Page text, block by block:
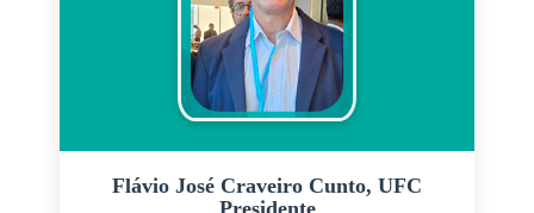
Flávio José Craveiro Cunto, UFC
Presidente